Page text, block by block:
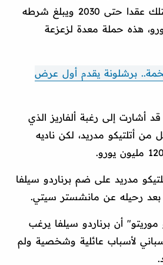
ألفاريز ليس للبيع، يمتلك عقدا حتى 2030 ويبلغ شرطه
مليون يورو، هذه حملة معدة لزعزعة
برشلونة يقدم أول عرض
أشارت إلى رغبة ألفاريز الذي
أتلتيكو مدريد، لكن ناديه
مدريد على ضم برناردو سيلفا
رحيله عن مانشستر سيتي.
أن برناردو سيلفا يرغب
لأسباب عائلية وشخصية ولم